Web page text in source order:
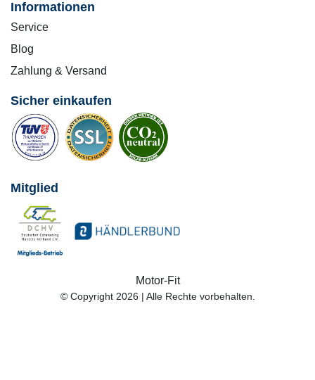
Informationen
Service
Blog
Zahlung & Versand
Sicher einkaufen
Mitglied
Motor-Fit
© Copyright 2026 | Alle Rechte vorbehalten.